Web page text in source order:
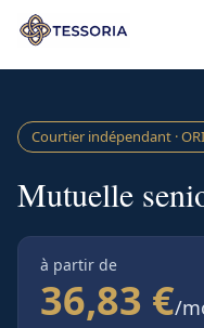
Aller au contenu principal
Courtier indépendant ·
Mutuelle
à partir de
36,83 €/